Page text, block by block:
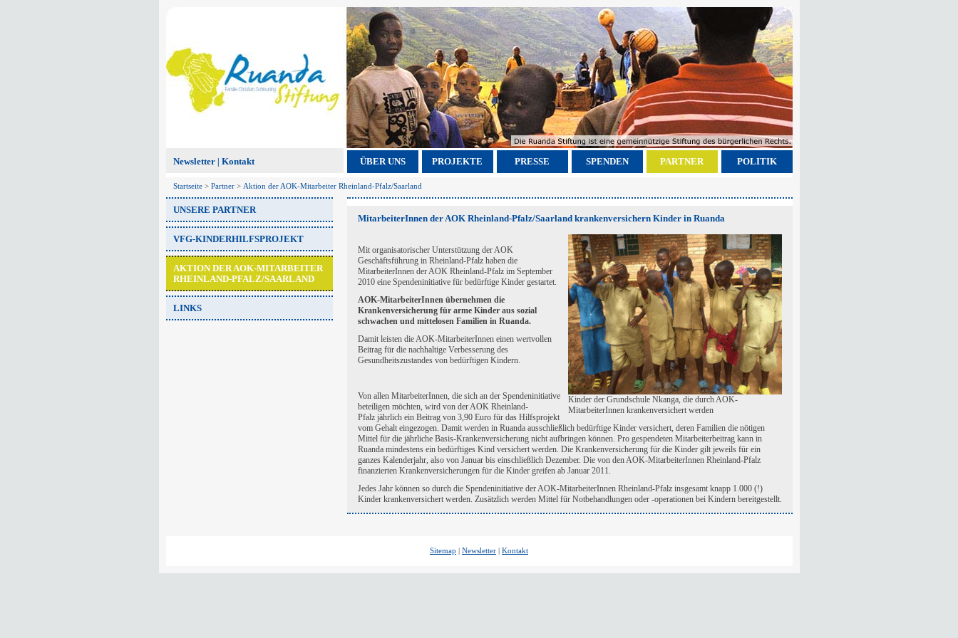
Newsletter| Kontakt ÜBER UNS PROJEKTE PRESSE SPENDEN PARTNER POLITIK
Startseite> Partner> Aktion der AOK-Mitarbeiter Rheinland-Pfalz/Saarland
UNSERE PARTNER
VFG-KINDERHILFSPROJEKT
AKTION DER AOK-MITARBEITER
RHEINLAND-PFALZ/SAARLAND
LINKS
MitarbeiterInnen der AOK Rheinland-Pfalz/Saarland krankenversichern Kinder in Ruanda
Kinder der Grundschule Nkanga, die durch AOK-
MitarbeiterInnen krankenversichert werden
Mit organisatorischer Unterstützung der AOK
Geschäftsführung in Rheinland-Pfalz haben die
MitarbeiterInnen der AOK Rheinland-Pfalz im September
2010 eine Spendeninitiative für bedürftige Kinder gestartet.
AOK-MitarbeiterInnen übernehmen die
Krankenversicherung für arme Kinder aus sozial
schwachen und mittelosen Familien in Ruanda.
Damit leisten die AOK-MitarbeiterInnen einen wertvollen
Beitrag für die nachhaltige Verbesserung des
Gesundheitszustandes von bedürftigen Kindern.
Von allen MitarbeiterInnen, die sich an der Spendeninitiative
beteiligen möchten, wird von der AOK Rheinland-
Pfalz jährlich ein Beitrag von 3,90 Euro für das Hilfsprojekt
vom Gehalt eingezogen. Damit werden in Ruanda ausschließlich bedürftige Kinder versichert, deren Familien die nötigen
Mittel für die jährliche Basis-Krankenversicherung nicht aufbringen können. Pro gespendeten Mitarbeiterbeitrag kann in
Ruanda mindestens ein bedürftiges Kind versichert werden. Die Krankenversicherung für die Kinder gilt jeweils für ein
ganzes Kalenderjahr, also von Januar bis einschließlich Dezember. Die von den AOK-MitarbeiterInnen Rheinland-Pfalz
finanzierten Krankenversicherungen für die Kinder greifen ab Januar 2011.
Jedes Jahr können so durch die Spendeninitiative der AOK-MitarbeiterInnen Rheinland-Pfalz insgesamt knapp 1.000 (!)
Kinder krankenversichert werden. Zusätzlich werden Mittel für Notbehandlungen oder -operationen bei Kindern bereitgestellt.
Sitemap | Newsletter | Kontakt